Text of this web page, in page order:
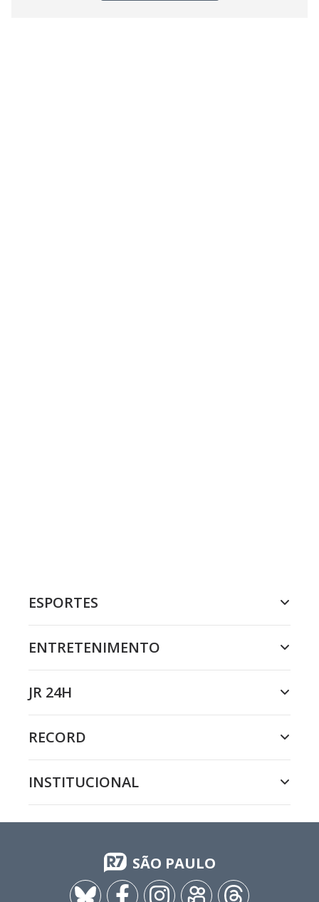
ESPORTES
ENTRETENIMENTO
JR 24H
RECORD
INSTITUCIONAL
SÃO PAULO